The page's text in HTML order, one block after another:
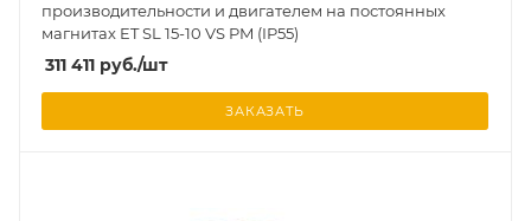
производительности и двигателем на постоянных
магнитах ET SL 15-10 VS PM (IP55)
311 411 руб./шт
ЗАКАЗАТЬ